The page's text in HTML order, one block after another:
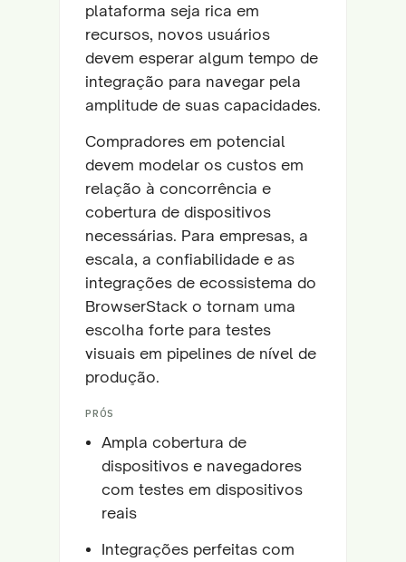
plataforma seja rica em
recursos, novos usuários
devem esperar algum tempo de
integração para navegar pela
amplitude de suas capacidades.
Compradores em potencial
devem modelar os custos em
relação à concorrência e
cobertura de dispositivos
necessárias. Para empresas, a
escala, a confiabilidade e as
integrações de ecossistema do
BrowserStack o tornam uma
escolha forte para testes
visuais em pipelines de nível de
produção.
PRÓS
Ampla cobertura de
dispositivos e navegadores
com testes em dispositivos
reais
Integrações perfeitas com